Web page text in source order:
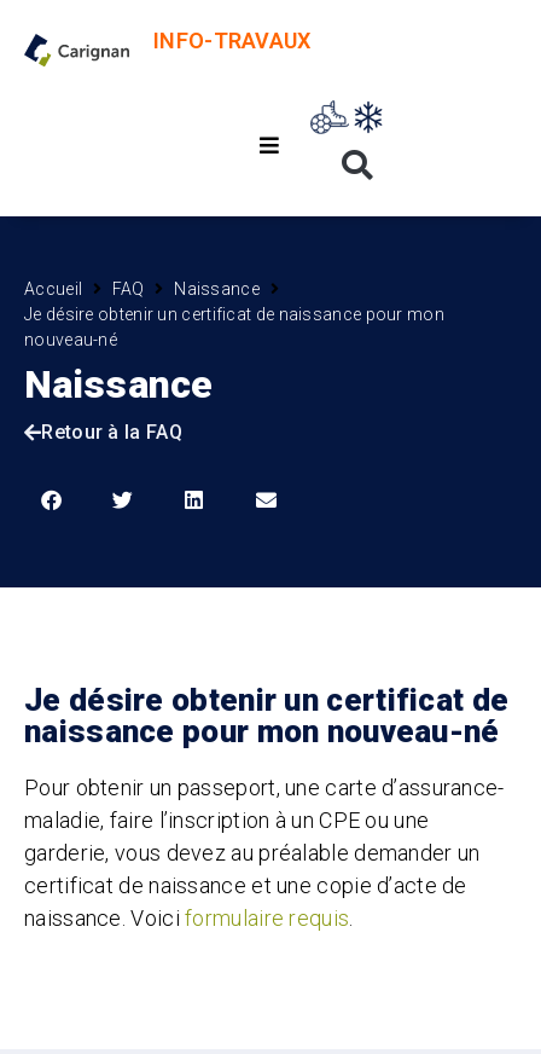
INFO-TRAVAUX
Accueil FAQ
Naissance
Je désire obtenir un certificat de naissance pour mon
nouveau-né
Naissance
Retour à la FAQ
Je désire obtenir un certificat de
naissance pour mon nouveau-né
Pour obtenir un passeport, une carte d’assurance-
maladie, faire l’inscription à un CPE ou une
garderie, vous devez au préalable demander un
certificat de naissance et une copie d’acte de
naissance. Voiciformulaire requis.